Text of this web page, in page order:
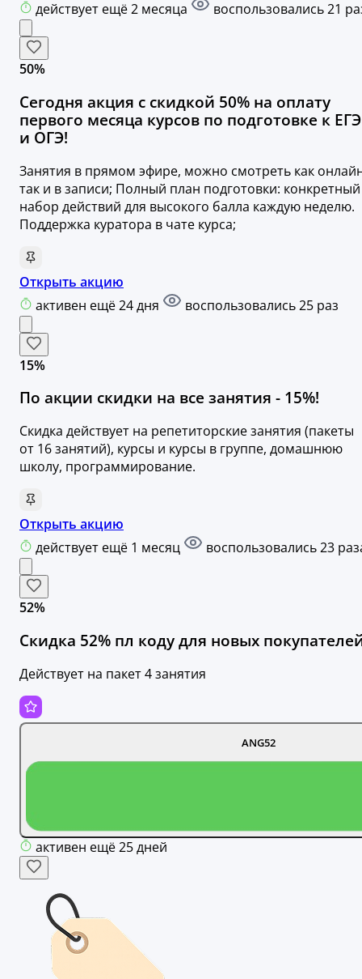
действует ещё 2 месяца
воспользовались 21
50%
Сегодня акция с скидкой 50% на оплату
первого месяца курсов по подготовке к ЕГЭ
и ОГЭ!
Занятия в прямом эфире, можно смотреть как
так и в записи; Полный план подготовки: конкретный
набор действий для высокого балла каждую неделю.
Поддержка куратора в чате курса;
Открыть акцию
активен ещё 24 дня
воспользовались 25 раз
15%
По акции скидки на все занятия - 15%!
Скидка действует на репетиторские занятия (пакеты
от 16 занятий), курсы и курсы в группе, домашнюю
школу, программирование.
Открыть акцию
действует ещё 1 месяц
воспользовались 23
52%
Скидка 52% пл коду для новых
Действует на пакет 4 занятия
ANG52
активен ещё 25 дней